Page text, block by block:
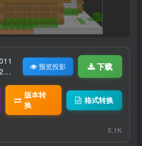
预览投影 下载
版本转
换
格式转换
5.1K